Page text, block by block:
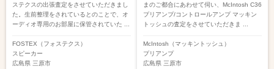
ステクスの出張査定をさせていただきまし
た。生前整理をされているとのことで、オ
ーディオ専用のお部屋に保管されていた ...
FOSTEX（フォステクス）
スピーカー
広島県 三原市
まのご都合にあわせて伺い、McIntosh C36
プリアンプ/コントロールアンプ マッキン
トッシュの査定をさせていただきま ...
McIntosh（マッキントッシュ）
プリアンプ
広島県 三原市